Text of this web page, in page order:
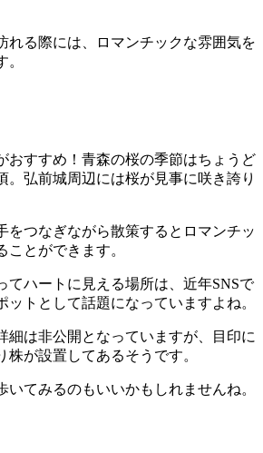
れる際には、ロマンチックな雰囲気を
おすすめ！青森の桜の季節はちょうど
。弘前城周辺には桜が見事に咲き誇り
をつなぎながら散策するとロマンチッ
ことができます。
てハートに見える場所は、近年SNSで
ットとして話題になっていますよね。
細は非公開となっていますが、目印に
株が設置してあるそうです。
いてみるのもいいかもしれませんね。